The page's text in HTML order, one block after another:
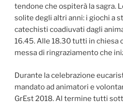
tendone che ospiterà la sagra.
solite degli altri anni: i giochi a
catechisti coadiuvati dagli
16.45. Alle 18.30 tutti in chiesa
messa di ringraziamento che
Durante la celebrazione
mandato ad animatori e
GrEst 2018. Al termine tutti